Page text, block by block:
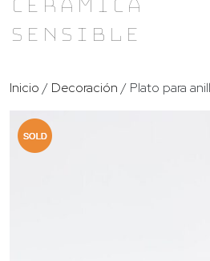
Skip
Sensible
Inicio / Decoración / Plato para